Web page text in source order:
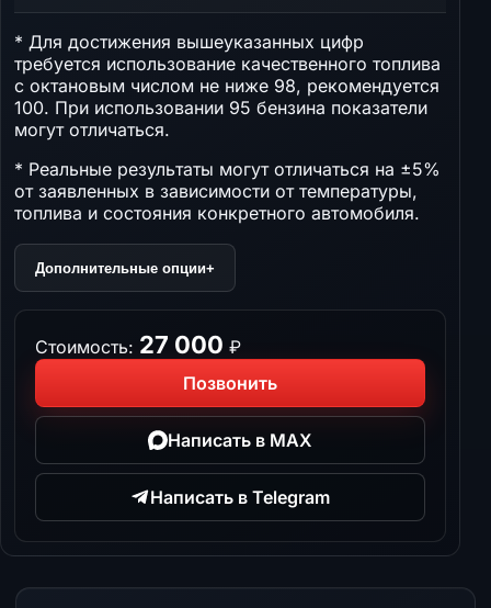
* Для достижения вышеуказанных цифр
требуется использование качественного топлива
с октановым числом не ниже 98, рекомендуется
100. При использовании 95 бензина показатели
могут отличаться.
* Реальные результаты могут отличаться на ±5%
от заявленных в зависимости от температуры,
топлива и состояния конкретного автомобиля.
Дополнительные опции+
Стоимость: 27 000 ₽
Позвонить
Написать в MAX
Написать в Telegram